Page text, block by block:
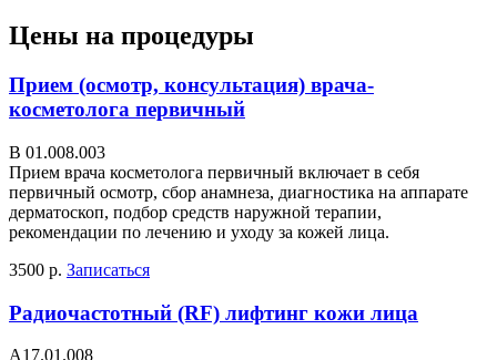
Цены на процедуры
Прием (осмотр, консультация) врача-
косметолога первичный
В 01.008.003
Прием врача косметолога первичный включает в себя
первичный осмотр, сбор анамнеза, диагностика на аппарате
дерматоскоп, подбор средств наружной терапии,
рекомендации по лечению и уходу за кожей лица.
3500 р. Записаться
Радиочастотный (RF) лифтинг кожи лица
A17.01.008